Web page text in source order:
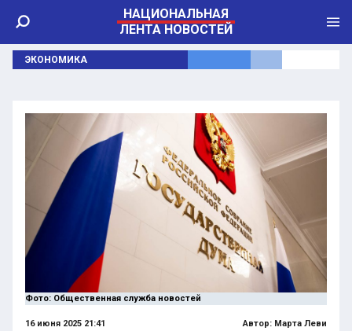
НАЦИОНАЛЬНАЯ
ЛЕНТА НОВОСТЕЙ
ЭКОНОМИКА
Фото: Общественная служба новостей
16 июня 2025 21:41 Автор: Марта Леви